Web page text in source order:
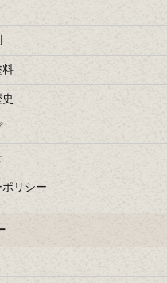
料
リシー